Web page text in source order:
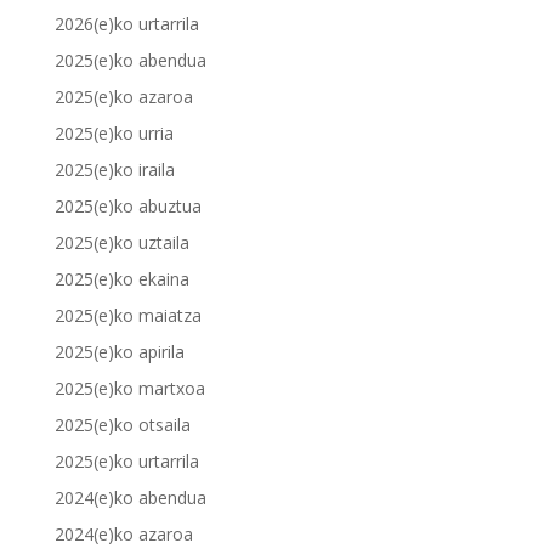
2026(e)ko urtarrila
2025(e)ko abendua
2025(e)ko azaroa
2025(e)ko urria
2025(e)ko iraila
2025(e)ko abuztua
2025(e)ko uztaila
2025(e)ko ekaina
2025(e)ko maiatza
2025(e)ko apirila
2025(e)ko martxoa
2025(e)ko otsaila
2025(e)ko urtarrila
2024(e)ko abendua
2024(e)ko azaroa